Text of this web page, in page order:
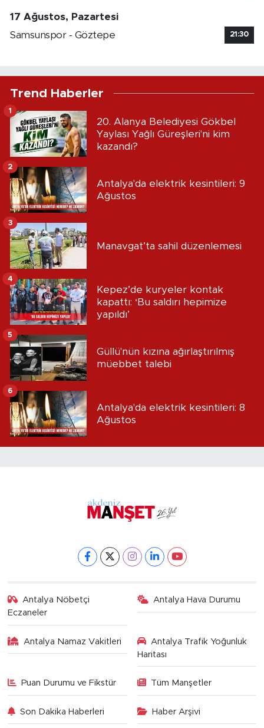
17 Ağustos, Pazartesi
Samsunspor - Göztepe
21:30
Trend Haberler
20. Alanya Belediyesi Gökbel
Yaylası Yağlı Güreşleri'ni kim
kazandı?
1
Antalya'da elektrik kesintileri: 9
Ağustos
2
Manavgat’ta sahil düzenlemesi
3
Kepez’de kuryeler kontak
kapattı: ‘Bu saldırı hepimize
yapıldı’
4
Güllü'nün kızına ağırlaştırılmış
müebbet talebi
5
Antalya'da elektrik kesintileri: 8
Ağustos
6
Antalya Nöbetçi
Eczaneler
Antalya Hava Durumu
Antalya Namaz Vakitleri
Antalya Trafik Yoğunluk
Haritası
Puan Durumu ve Fikstür Tüm Manşetler
Son Dakika Haberleri Haber Arşivi